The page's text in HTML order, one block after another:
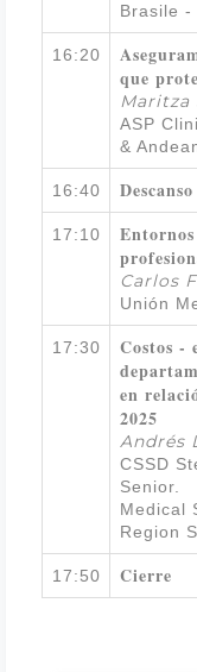
Brasile -
16:20
que
Maritza
ASP
&
16:40 Descanso
17:10
Carlos
Unión
17:30
Costos -
en
2025
Andrés
CSSD
Senior.
Medical
Region
17:50 Cierre